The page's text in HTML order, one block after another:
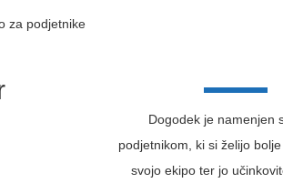
Dogodek je namenjen
podjetnikom, ki si želijo
svojo ekipo ter jo